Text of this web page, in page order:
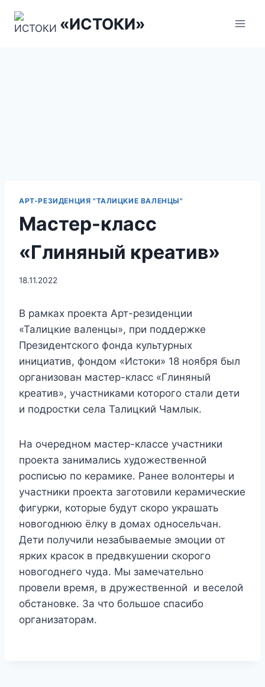
«ИСТОКИ»
АРТ-РЕЗИДЕНЦИЯ "ТАЛИЦКИЕ ВАЛЕНЦЫ"
Мастер-класс
«Глиняный креатив»
18.11.2022
В рамках проекта Арт-резиденции
«Талицкие валенцы», при поддержке
Президентского фонда культурных
инициатив, фондом «Истоки» 18 ноября был
организован мастер-класс «Глиняный
креатив», участниками которого стали дети
и подростки села Талицкий Чамлык.
На очередном мастер-классе участники
проекта занимались художественной
росписью по керамике. Ранее волонтеры и
участники проекта заготовили керамические
фигурки, которые будут скоро украшать
новогоднюю ёлку в домах односельчан.
Дети получили незабываемые эмоции от
ярких красок в предвкушении скорого
новогоднего чуда. Мы замечательно
провели время, в дружественной и веселой
обстановке. За что большое спасибо
организаторам.